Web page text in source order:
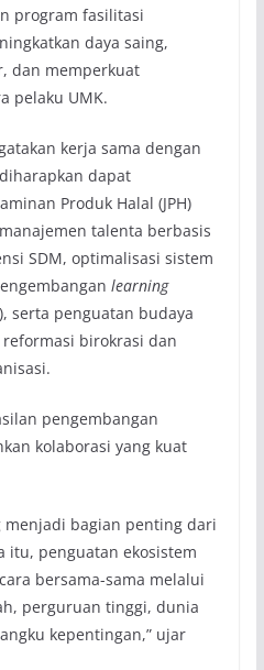
program fasilitasi
daya saing,
dan memperkuat
pelaku UMK.
kerja sama dengan
dapat
Produk Halal (JPH)
talenta berbasis
SDM, optimalisasi sistem
learning
serta penguatan budaya
birokrasi dan
pengembangan
kolaborasi yang kuat
menjadi bagian penting dari
itu, penguatan ekosistem
bersama-sama melalui
perguruan tinggi, dunia
kepentingan,” ujar